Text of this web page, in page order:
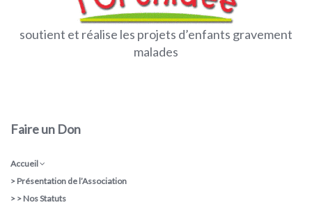
soutient et réalise les projets d’enfants gravement
malades
Faire un Don
Accueil
> Présentation de l’Association
> > Nos Statuts